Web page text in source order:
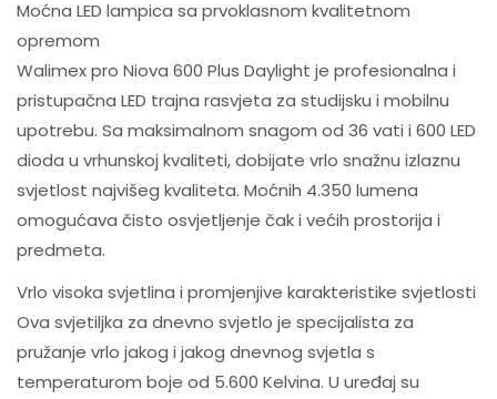
Moćna LED lampica sa prvoklasnom kvalitetnom
opremom
Walimex pro Niova 600 Plus Daylight je profesionalna i
pristupačna LED trajna rasvjeta za studijsku i mobilnu
upotrebu. Sa maksimalnom snagom od 36 vati i 600 LED
dioda u vrhunskoj kvaliteti, dobijate vrlo snažnu izlaznu
svjetlost najvišeg kvaliteta. Moćnih 4.350 lumena
omogućava čisto osvjetljenje čak i većih prostorija i
predmeta.
Vrlo visoka svjetlina i promjenjive karakteristike svjetlosti
Ova svjetiljka za dnevno svjetlo je specijalista za
pružanje vrlo jakog i jakog dnevnog svjetla s
temperaturom boje od 5.600 Kelvina. U uređaj su